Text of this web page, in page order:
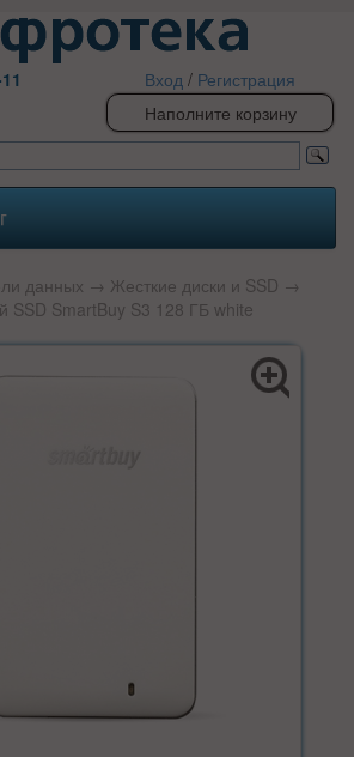
Вход / Регистрация
Наполните корзину
данных → Жесткие диски и SSD →
SmartBuy S3 128 ГБ white